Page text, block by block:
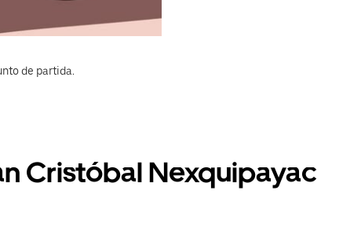
de partida.
Cristóbal Nexquipayac